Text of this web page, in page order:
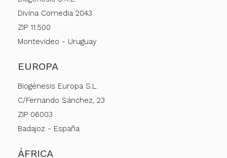
Divina Comedia 2043
ZIP 11.500
Montevideo - Uruguay
EUROPA
Biogénesis Europa S.L.
C/Fernando Sánchez, 23
ZIP 06003
Badajoz - España
ÁFRICA